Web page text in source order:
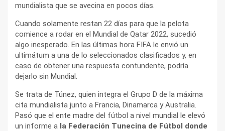
mundialista que se avecina en pocos días.
Cuando solamente restan 22 días para que la pelota
comience a rodar en el Mundial de Qatar 2022, sucedió
algo inesperado. En las últimas hora FIFA le envió un
ultimátum a una de lo seleccionados clasificados y, en
caso de obtener una respuesta contundente, podría
dejarlo sin Mundial.
Se trata de Túnez, quien integra el Grupo D de la máxima
cita mundialista junto a Francia, Dinamarca y Australia.
Pasó que el ente madre del fútbol a nivel mundial le elevó
un informe a la Federación Tunecina de Fútbol donde